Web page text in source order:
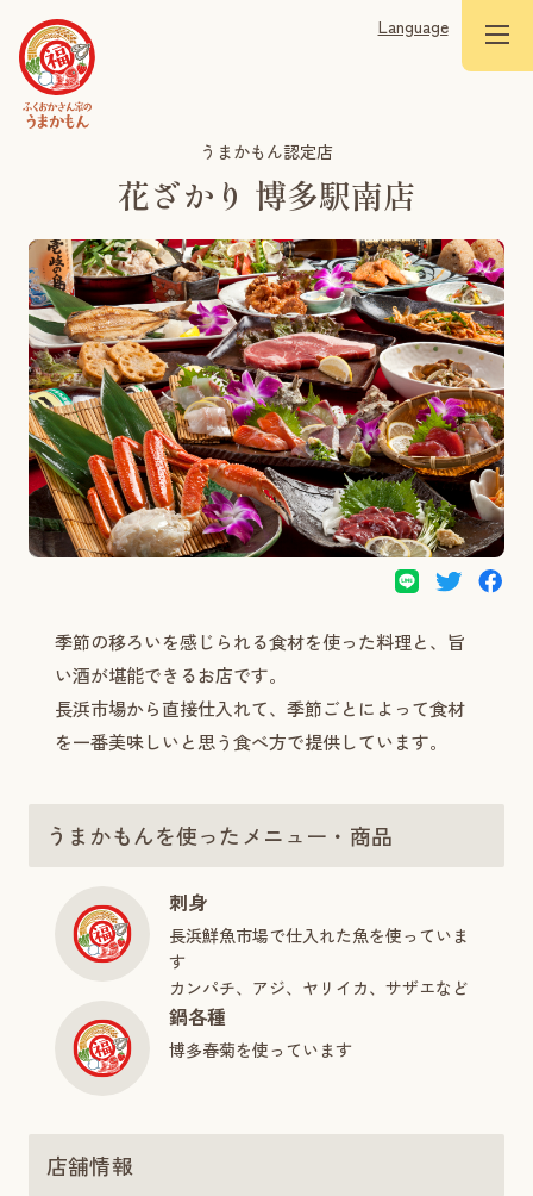
Language
うまかもん認定店
花ざかり 博多駅南店
季節の移ろいを感じられる食材を使った料理と、旨
い酒が堪能できるお店です。
長浜市場から直接仕入れて、季節ごとによって食材
を一番美味しいと思う食べ方で提供しています。
うまかもんを使ったメニュー・商品
刺身
長浜鮮魚市場で仕入れた魚を使っていま
す
カンパチ、アジ、ヤリイカ、サザエなど
鍋各種
博多春菊を使っています
店舗情報